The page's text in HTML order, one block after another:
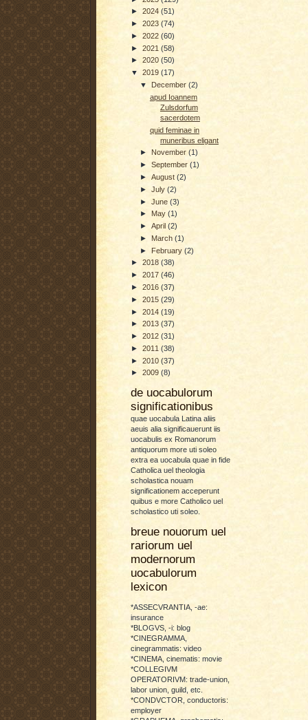
► 2024 (51)
► 2023 (74)
► 2022 (60)
► 2021 (58)
► 2020 (50)
▼ 2019 (17)
▼ December(2)
apud Ioannem
Zulsdorfum
sacerdotem
quid feminae in
muneribus eligant
► November(1)
►September(1)
►August(2)
►July(2)
►June(3)
► May(1)
►April(2)
► March(1)
► February(2)
► 2018 (38)
► 2017 (46)
► 2016 (37)
► 2015 (29)
► 2014 (19)
► 2013 (37)
► 2012 (31)
► 2011 (38)
► 2010 (37)
► 2009 (8)
de uocabulorum
significationibus
quae uocabula Latina aliis
aeuis alia significauerunt iis
uocabulis ex Romanorum
antiquorum more uti soleo
extra ea uocabula quae in fide
Catholica uel theologia
scholastica nouam
significationem acceperunt
quibus e more Catholico uel
scholastico uti soleo.
breue nouorum uel
rariorum uel
modernorum
uocabulorum
lexicon
*ASSECVRANTIA, -ae:
insurance
*BLOGVS, -i: blog
*CINEGRAMMA,
cinegrammatis: video
*CINEMA, cinematis: movie
*COLLEGIVM
OPERATORIVM: trade-union,
labor union, guild, etc.
*CONDVCTOR, conductoris:
employer